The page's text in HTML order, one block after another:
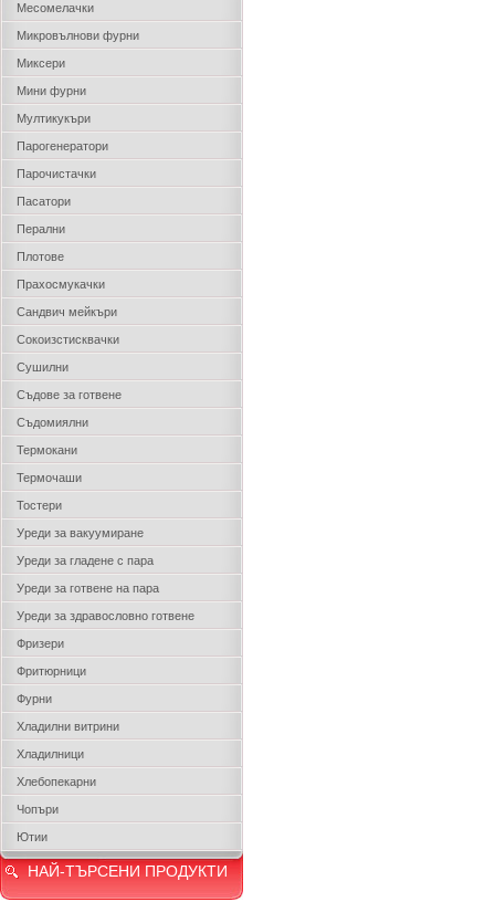
Месомелачки
Микровълнови фурни
Миксери
Мини фурни
Мултикукъри
Парогенератори
Парочистачки
Пасатори
Перални
Плотове
Прахосмукачки
Сандвич мейкъри
Сокоизстисквачки
Сушилни
Съдове за готвене
Съдомиялни
Термокани
Термочаши
Тостери
Уреди за вакуумиране
Уреди за гладене с пара
Уреди за готвене на пара
Уреди за здравословно готвене
Фризери
Фритюрници
Фурни
Хладилни витрини
Хладилници
Хлебопекарни
Чопъри
Ютии
НАЙ-ТЪРСЕНИ ПРОДУКТИ